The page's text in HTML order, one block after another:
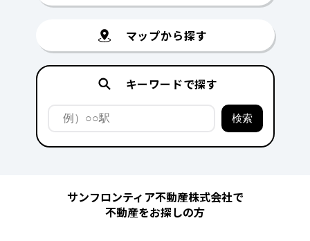
マップから探す
キーワードで探す
サンフロンティア不動産株式会社で
不動産をお探しの方